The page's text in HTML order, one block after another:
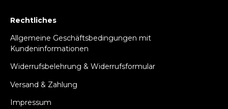
Rechtliches
Allgemeine Geschäftsbedingungen mit
Kundeninformationen
Widerrufsbelehrung & Widerrufsformular
Versand & Zahlung
Impressum